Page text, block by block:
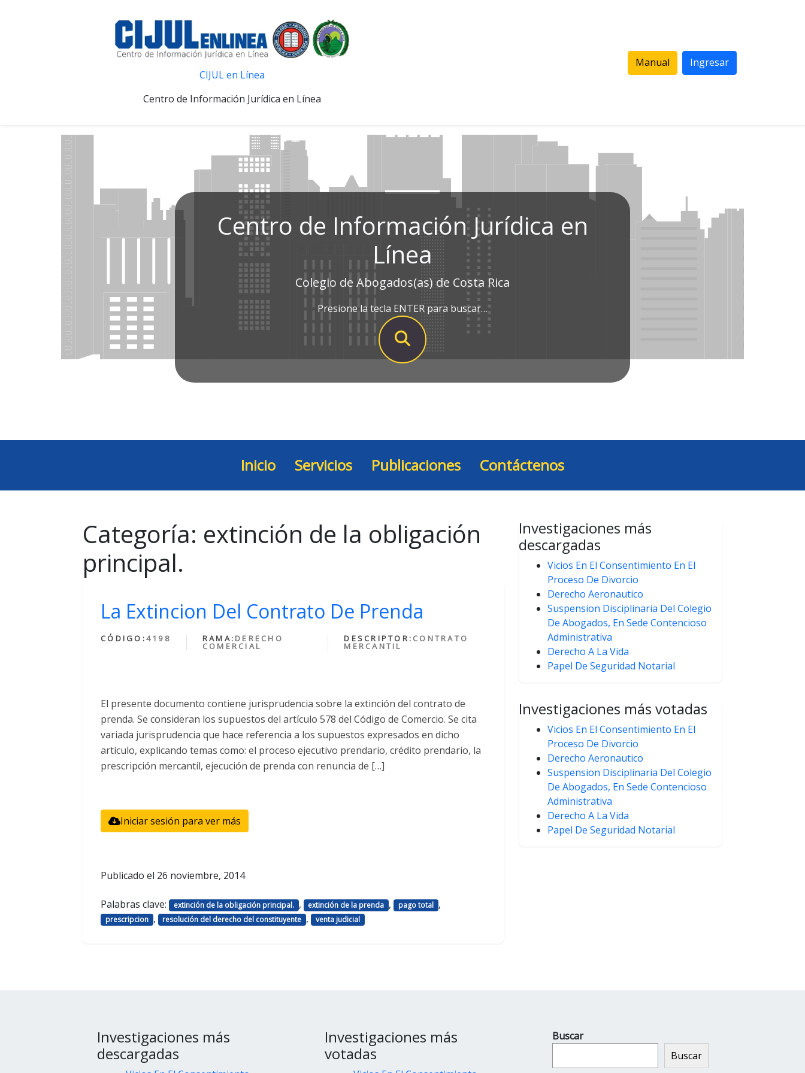
CIJUL en Línea
Centro de Información Jurídica en Línea
Manual Ingresar
Centro de Información Jurídica en
Línea
Colegio de Abogados(as) de Costa Rica
Presione la tecla ENTER para buscar…
Inicio Servicios Publicaciones Contáctenos
Categoría: extinción de la obligación
principal.
La Extincion Del Contrato De Prenda
CÓDIGO:4198 RAMA: DERECHO
COMERCIAL
DESCRIPTOR: CONTRATO
MERCANTIL
El presente documento contiene jurisprudencia sobre la extinción del contrato de
prenda. Se consideran los supuestos del artículo 578 del Código de Comercio. Se cita
variada jurisprudencia que hace referencia a los supuestos expresados en dicho
artículo, explicando temas como: el proceso ejecutivo prendario, crédito prendario, la
prescripción mercantil, ejecución de prenda con renuncia de […]
Iniciar sesión para ver más
Publicado el 26 noviembre, 2014
Palabras clave: extinción de la obligación principal. , extinción de la prenda , pago total ,
prescripcion , resolución del derecho del constituyente , venta judicial
Investigaciones más
descargadas
Vicios En El Consentimiento En El
Proceso De Divorcio
Derecho Aeronautico
Suspension Disciplinaria Del Colegio
De Abogados, En Sede Contencioso
Administrativa
Derecho A La Vida
Papel De Seguridad Notarial
Investigaciones más votadas
Vicios En El Consentimiento En El
Proceso De Divorcio
Derecho Aeronautico
Suspension Disciplinaria Del Colegio
De Abogados, En Sede Contencioso
Administrativa
Derecho A La Vida
Papel De Seguridad Notarial
Investigaciones más
descargadas
Investigaciones más
votadas
Buscar
Buscar